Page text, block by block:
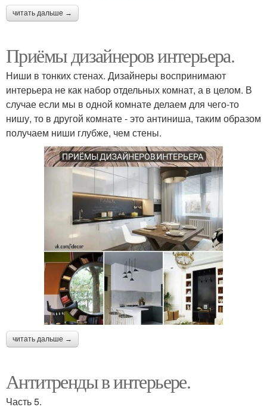
читать дальше →
Приёмы дизайнеров интерьера.
Ниши в тонких стенах. Дизайнеры воспринимают
интерьера не как набор отдельных комнат, а в целом. В
случае если мы в одной комнате делаем для чего-то
нишу, то в другой комнате - это антиниша, таким образом
получаем ниши глубже, чем стены.
читать дальше →
Антитренды в интерьере.
Часть 5.